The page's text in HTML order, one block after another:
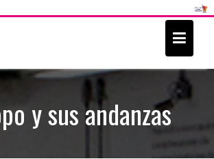
y sus andanzas